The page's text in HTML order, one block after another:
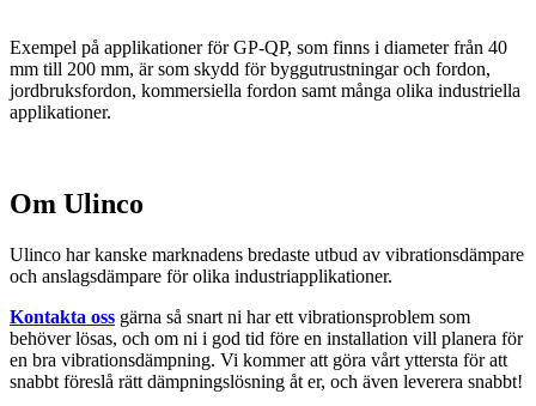
Exempel på applikationer för GP-QP, som finns i diameter från 40
mm till 200 mm, är som skydd för byggutrustningar och fordon,
jordbruksfordon, kommersiella fordon samt många olika industriella
applikationer.
Om Ulinco
Ulinco har kanske marknadens bredaste utbud av vibrationsdämpare
och anslagsdämpare för olika industriapplikationer.
Kontakta oss gärna så snart ni har ett vibrationsproblem som
behöver lösas, och om ni i god tid före en installation vill planera för
en bra vibrationsdämpning. Vi kommer att göra vårt yttersta för att
snabbt föreslå rätt dämpningslösning åt er, och även leverera snabbt!